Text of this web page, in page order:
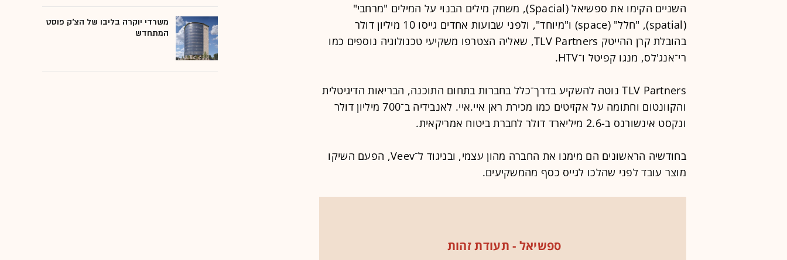
השניים הקימו את ספשיאל (Spacial), משחק מילים הבנוי על המילים "מרחבי"
(spatial), "חלל" (space) ו"מיוחד", ולפני שבועות אחדים גייסו 10 מיליון דולר
בהובלת קרן ההייטק TLV Partners, שאליה הצטרפו משקיעי טכנולוגיה נוספים כמו
רי־אנג'לס, מנגו קפיטל ו־HTV.
TLV Partners נוטה להשקיע בדרך־כלל בחברות בתחום התוכנה, הבריאות הדיגיטלית
והקוונטום וחתומה על אקזיטים כמו מכירת ראן איי.איי. לאנבידיה ב־700 מיליון דולר
ונקסט אינשורנס ב-2.6 מיליארד דולר לחברת ביטוח אמריקאית.
בחודשיה הראשונים הם מימנו את החברה מהון עצמי, ובניגוד ל־Veev, הפעם השיקו
מוצר עובד לפני שהלכו לגייס כסף מהמשקיעים.
ספשיאל - תעודת זהות
משרדי יוקרה בליבו של הצ'ק פוסט
המתחדש